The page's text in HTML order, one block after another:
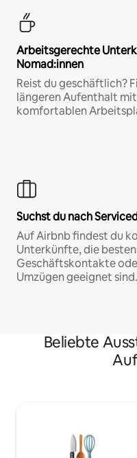
Arbeitsgerechte
Nomad:innen
Reist du geschäftlich?
längeren Aufenthalt
komfortablen
Suchst du nach
Auf Airbnb findest du
Unterkünfte, die
Geschäftskontakte
Umzügen geeignet sind.
Beliebte